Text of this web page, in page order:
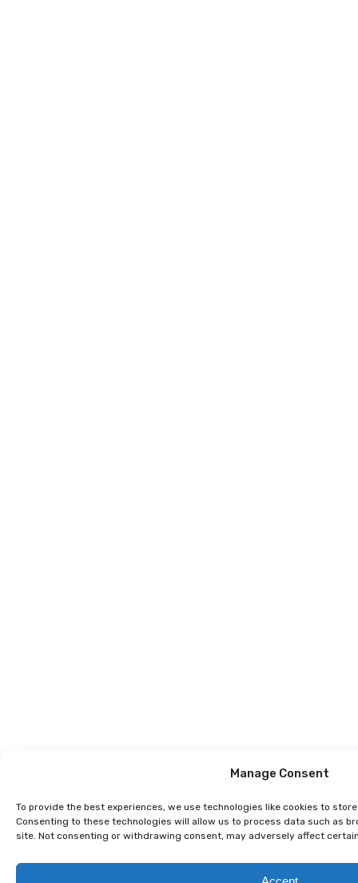
Manage Consent
To provide the best experiences, we use technologies like cookies to
Consenting to these technologies will allow us to process data such as
site. Not consenting or withdrawing consent, may adversely affect